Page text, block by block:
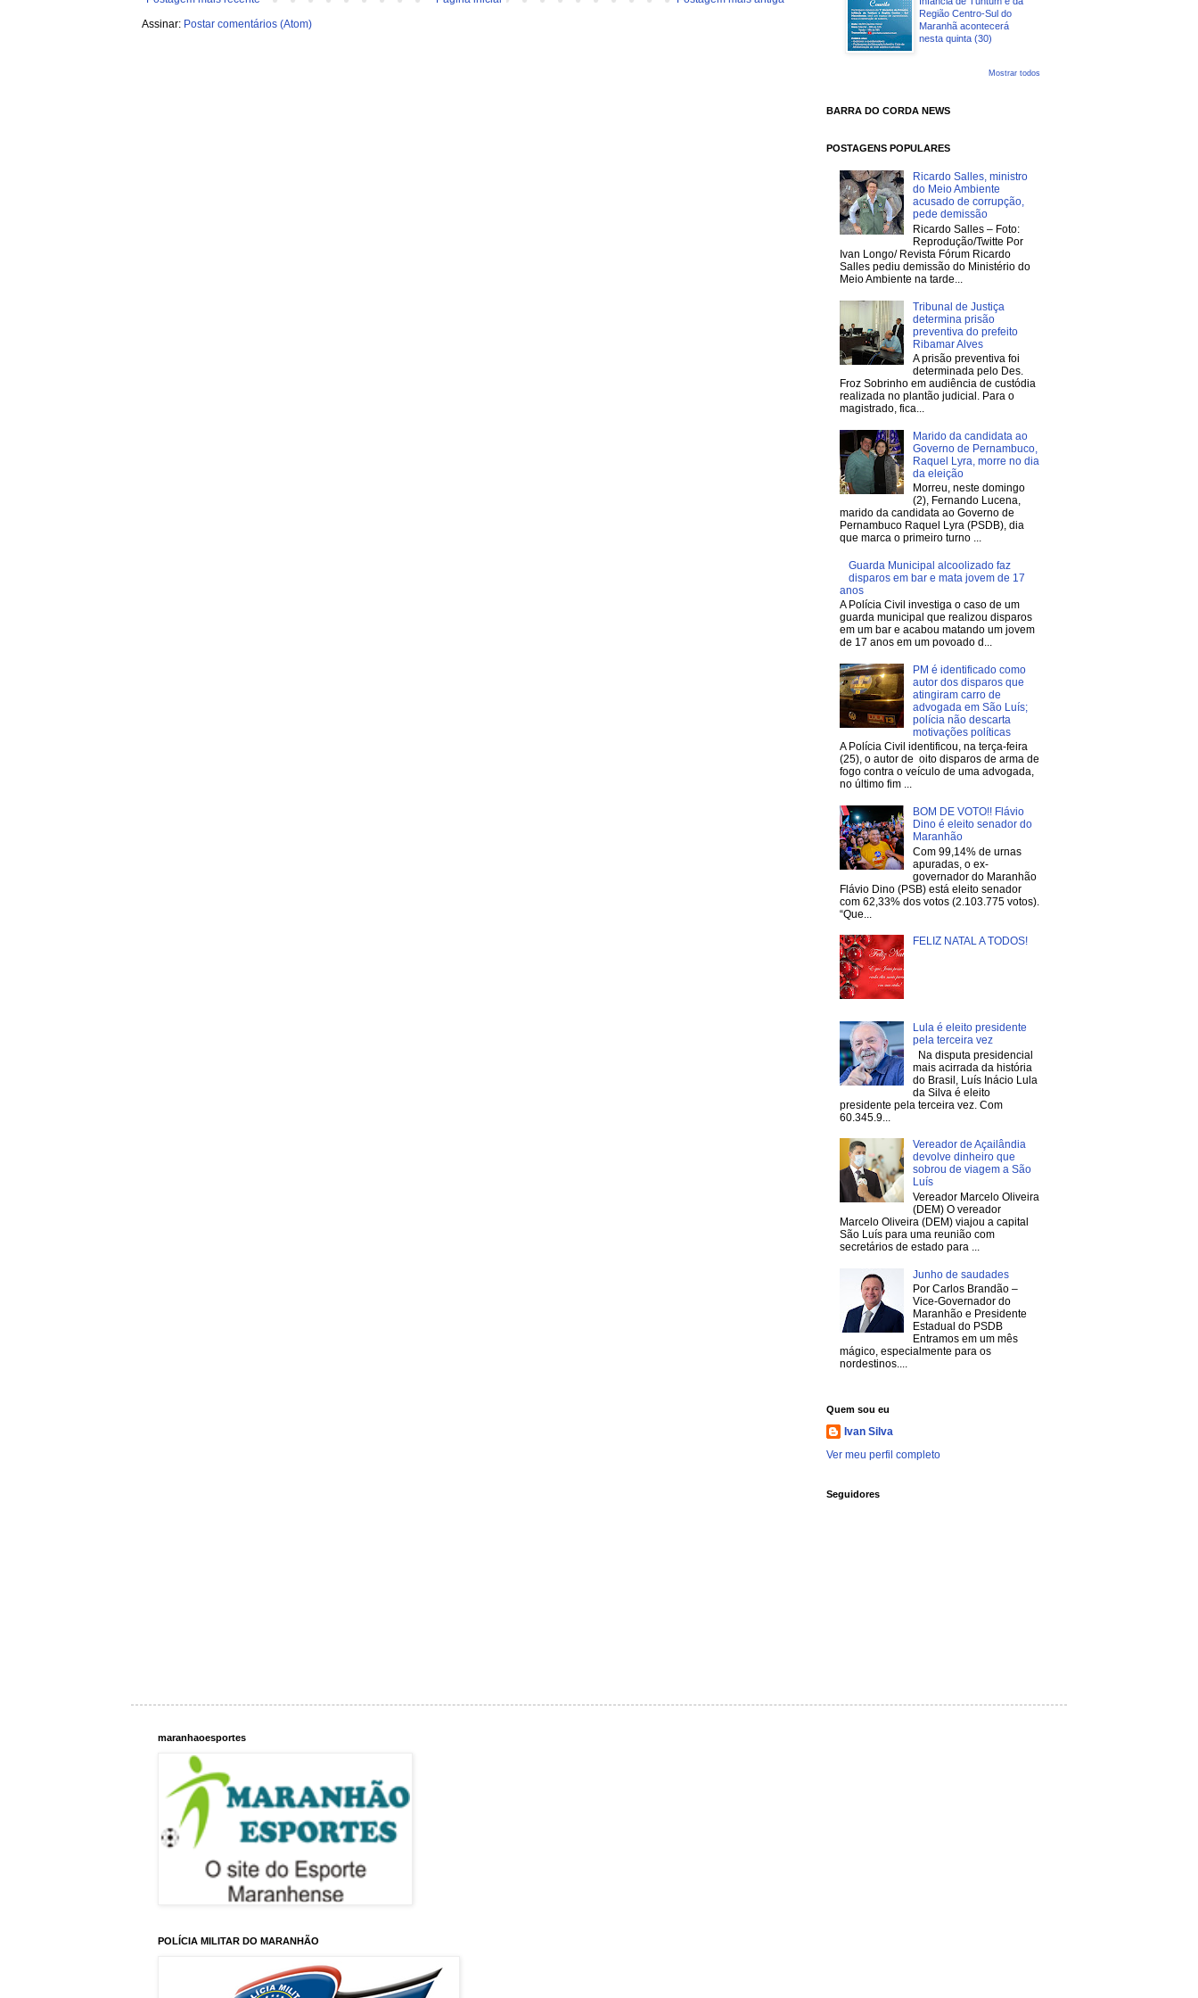
Assinar: Postar comentários (Atom)
Região Centro-Sul do
Maranhã acontecerá
nesta quinta (30)
Mostrar todos
BARRA DO CORDA NEWS
POSTAGENS POPULARES
Ricardo Salles, ministro
do Meio Ambiente
acusado de corrupção,
pede demissão
Ricardo Salles – Foto:
Reprodução/Twitte Por
Ivan Longo/ Revista Fórum Ricardo
Salles pediu demissão do Ministério do
Meio Ambiente na tarde...
Tribunal de Justiça
determina prisão
preventiva do prefeito
Ribamar Alves
A prisão preventiva foi
determinada pelo Des.
Froz Sobrinho em audiência de custódia
realizada no plantão judicial. Para o
magistrado, fica...
Marido da candidata ao
Governo de Pernambuco,
Raquel Lyra, morre no dia
da eleição
Morreu, neste domingo
(2), Fernando Lucena,
marido da candidata ao Governo de
Pernambuco Raquel Lyra (PSDB), dia
que marca o primeiro turno ...
Guarda Municipal alcoolizado faz
disparos em bar e mata jovem de 17
anos
A Polícia Civil investiga o caso de um
guarda municipal que realizou disparos
em um bar e acabou matando um jovem
de 17 anos em um povoado d...
PM é identificado como
autor dos disparos que
atingiram carro de
advogada em São Luís;
polícia não descarta
motivações políticas
A Polícia Civil identificou, na terça-feira
(25), o autor de oito disparos de arma de
fogo contra o veículo de uma advogada,
no último fim ...
BOM DE VOTO!! Flávio
Dino é eleito senador do
Maranhão
Com 99,14% de urnas
apuradas, o ex-
governador do Maranhão
Flávio Dino (PSB) está eleito senador
com 62,33% dos votos (2.103.775 votos).
“Que...
FELIZ NATAL A TODOS!
Lula é eleito presidente
pela terceira vez
Na disputa presidencial
mais acirrada da história
do Brasil, Luís Inácio Lula
da Silva é eleito
presidente pela terceira vez. Com
60.345.9...
Vereador de Açailândia
devolve dinheiro que
sobrou de viagem a São
Luís
Vereador Marcelo Oliveira
(DEM) O vereador
Marcelo Oliveira (DEM) viajou a capital
São Luís para uma reunião com
secretários de estado para ...
Junho de saudades
Por Carlos Brandão –
Vice-Governador do
Maranhão e Presidente
Estadual do PSDB
Entramos em um mês
mágico, especialmente para os
nordestinos....
Quem sou eu
Ivan Silva
Ver meu perfil completo
Seguidores
maranhaoesportes
POLÍCIA MILITAR DO MARANHÃO